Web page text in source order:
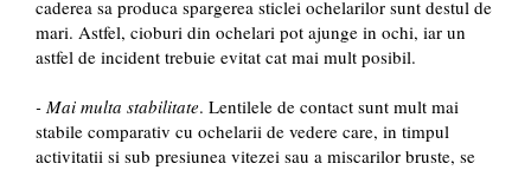
caderea sa produca spargerea sticlei ochelarilor sunt destul de
mari. Astfel, cioburi din ochelari pot ajunge in ochi, iar un
astfel de incident trebuie evitat cat mai mult posibil.
- Mai multa stabilitate. Lentilele de contact sunt mult mai
stabile comparativ cu ochelarii de vedere care, in timpul
activitatii si sub presiunea vitezei sau a miscarilor bruste, se